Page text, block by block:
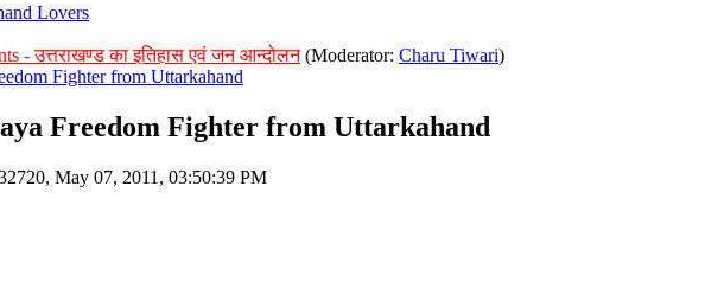
Lovers
- उत्तराखण्ड का इतिहास एवं जन आन्दोलन (Moderator: Charu Tiwari)
Fighter from Uttarkahand
Freedom Fighter from Uttarkahand
May 07, 2011, 03:50:39 PM